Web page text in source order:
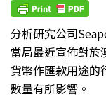
分析研究公司
當局最近宣佈對於
貨幣作匯款用途的
數量有所影響。